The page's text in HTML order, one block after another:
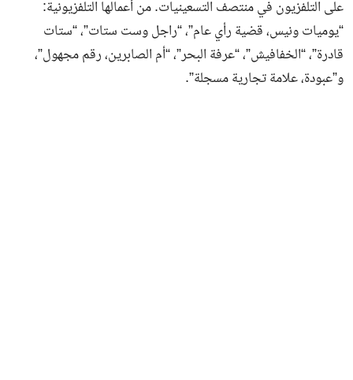
على التلفزيون في منتصف التسعينيات. من أعمالها التلفزيونية:
“يوميات ونيس، قضية رأي عام”، “راجل وست ستات”، “ستات
قادرة”، “الخفافيش”، “عرفة البحر”، “أم الصابرين، رقم مجهول”،
و”عبودة، علامة تجارية مسجلة”.